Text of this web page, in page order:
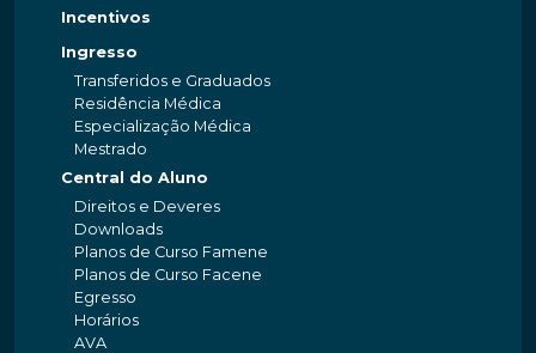
Incentivos
Ingresso
Transferidos e Graduados
Residência Médica
Especialização Médica
Mestrado
Central do Aluno
Direitos e Deveres
Downloads
Planos de Curso Famene
Planos de Curso Facene
Egresso
Horários
AVA